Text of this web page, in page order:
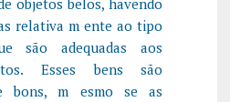
relativa m ente ao tipo
são adequadas aos
Esses bens são
bons, m esmo se as